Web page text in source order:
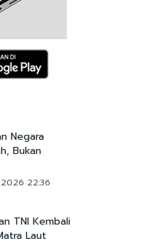
Negara
Bukan
22:36
TNI Kembali
Laut